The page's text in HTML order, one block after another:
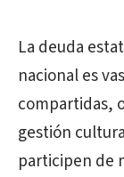
La deuda
nacional es
compartidas,
gestión
participen de